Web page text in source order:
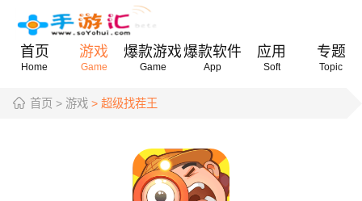
首页
Home
游戏
Game
爆款游戏
Game
爆款软件
App
应用
Soft
专题
Topic
首页 > 游戏 > 超级找茬王